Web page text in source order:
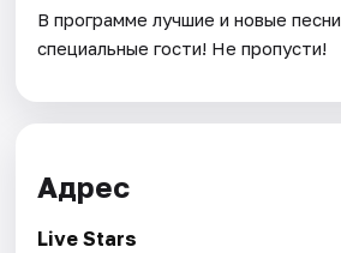
В программе лучшие и новые
специальные гости! Не пропусти!
Адрес
Live Stars